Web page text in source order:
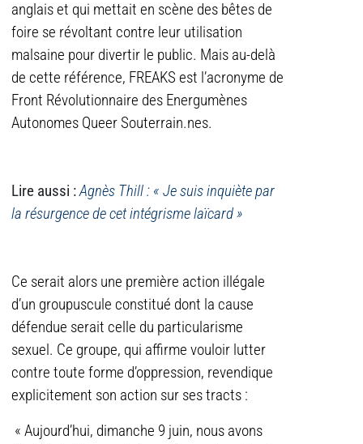
anglais et qui mettait en scène des bêtes de
foire se révoltant contre leur utilisation
malsaine pour divertir le public. Mais au-delà
de cette référence, FREAKS est l’acronyme de
Front Révolutionnaire des Energumènes
Autonomes Queer Souterrain.nes.
Lire aussi :Agnès Thill : « Je suis inquiète par
la résurgence de cet intégrisme laïcard »
Ce serait alors une première action illégale
d’un groupuscule constitué dont la cause
défendue serait celle du particularisme
sexuel. Ce groupe, qui affirme vouloir lutter
contre toute forme d’oppression, revendique
explicitement son action sur ses tracts :
« Aujourd’hui, dimanche 9 juin, nous avons